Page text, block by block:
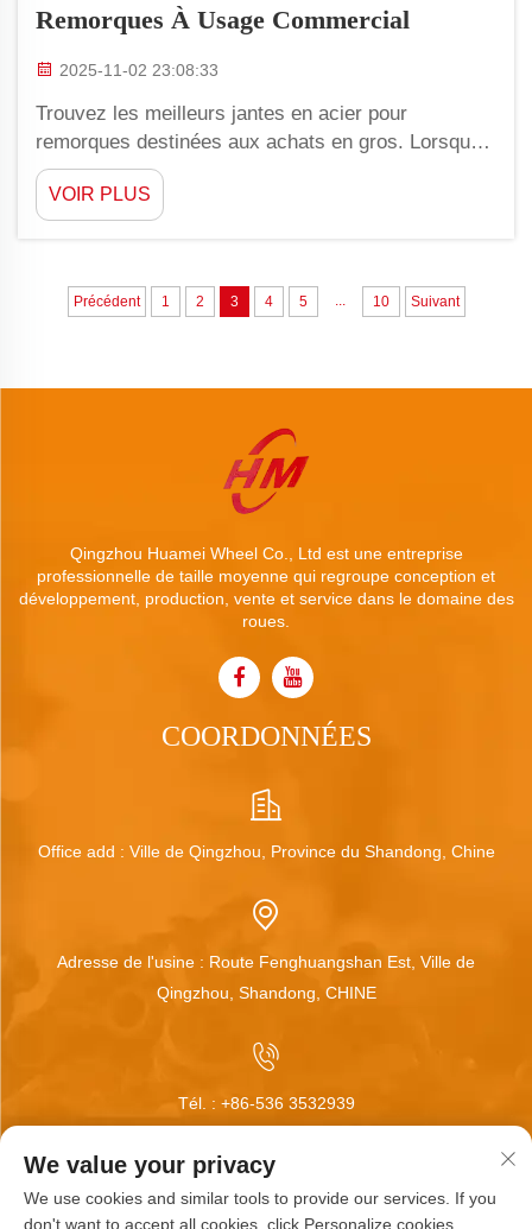
Remorques À Usage Commercial
2025-11-02 23:08:33
Trouvez les meilleurs jantes en acier pour
remorques destinées aux achats en gros. Lorsque
vous avez besoin de jantes en acier pour
remorques fiables, capables de résister à un usage
intensif, YAOLILAI est votre fournisseur
en acier durables compat...
VOIR PLUS
Précédent 1 2 3 4 5 ... 10 Suivant
Qingzhou Huamei Wheel Co., Ltd est une entreprise
professionnelle de taille moyenne qui regroupe conception et
développement, production, vente et service dans le domaine des
roues.
COORDONNÉES
Office add : Ville de Qingzhou, Province du Shandong, Chine
Adresse de l'usine : Route Fenghuangshan Est, Ville de
Qingzhou, Shandong, CHINE
Tél. : +86-536 3532939
[email protected]
We value your privacy
We use cookies and similar tools to provide our services. If you
don't want to accept all cookies, click Personalize cookies.